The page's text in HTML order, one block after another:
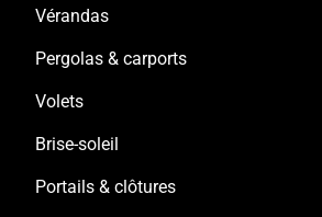
Vérandas
Pergolas & carports
Volets
Brise-soleil
Portails & clôtures